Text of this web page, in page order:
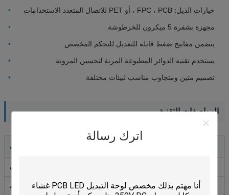
اترك رسالة
خيارات الذيل: FPC ، PCB ، أو PET للاتصال المتعدد الاستخدامات
مجهزة بشفرة 5 ميكرون للخرطوشة
يتضمن مفاتيح ضغط قابلة للتعديل للتحكم المخصص
يستخدم تقنية الدوائر المطبوعة المرنة لتحسين المرونة
تصميم متين ومتجاوب مناسب لبيئات مختلفة
المواصفات التقنية
المواصفات
الرطوبة 90%~95%, 240 ساعة